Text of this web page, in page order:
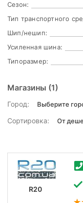
Сезон:
Тип транспортного
Шип/нешип:
Усиленная шина:
Типоразмер:
Магазины (1)
Город:
Сортировка:
R20